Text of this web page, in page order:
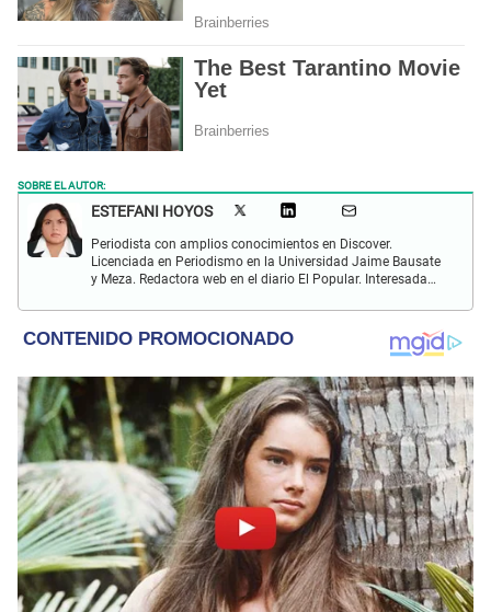
SOBRE EL AUTOR:
ESTEFANI HOYOS
Periodista con amplios conocimientos en Discover.
Licenciada en Periodismo en la Universidad Jaime Bausate
y Meza. Redactora web en el diario El Popular. Interesada
internacional; tendencias, películas y series.